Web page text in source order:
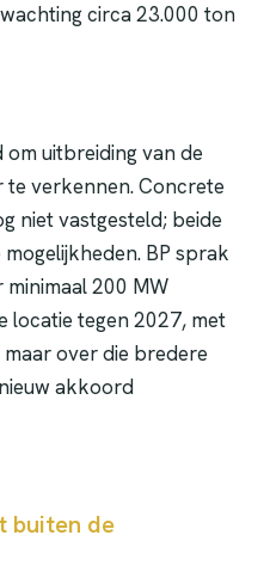
circa 23.000 ton
om uitbreiding van de
verkennen. Concrete
niet vastgesteld; beide
BP sprak
200 MW
locatie tegen 2027, met
over die bredere
akkoord
buiten de